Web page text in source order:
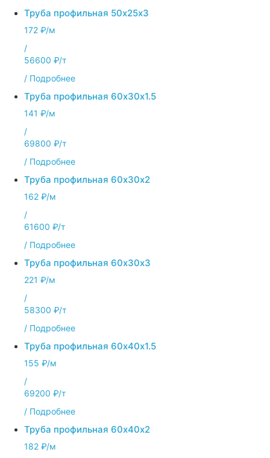
Труба профильная 50х25х3
172 ₽/м
/
56600 ₽/т
/ Подробнее
Труба профильная 60х30х1.5
141 ₽/м
/
69800 ₽/т
/ Подробнее
Труба профильная 60х30х2
162 ₽/м
/
61600 ₽/т
/ Подробнее
Труба профильная 60х30х3
221 ₽/м
/
58300 ₽/т
/ Подробнее
Труба профильная 60х40х1.5
155 ₽/м
/
69200 ₽/т
/ Подробнее
Труба профильная 60х40х2
182 ₽/м